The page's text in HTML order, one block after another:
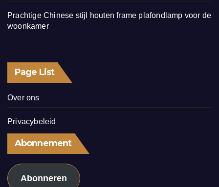
Prachtige Chinese stijl houten frame plafondlamp voor de
woonkamer
Page List
Over ons
Privacybeleid
Abonnement
Abonneren